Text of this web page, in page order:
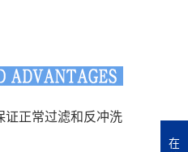
正常过滤和反冲洗
在